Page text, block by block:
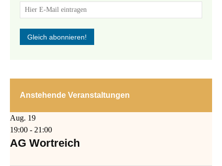
Anstehende Veranstaltungen
Aug. 19
19:00 - 21:00
AG Wortreich